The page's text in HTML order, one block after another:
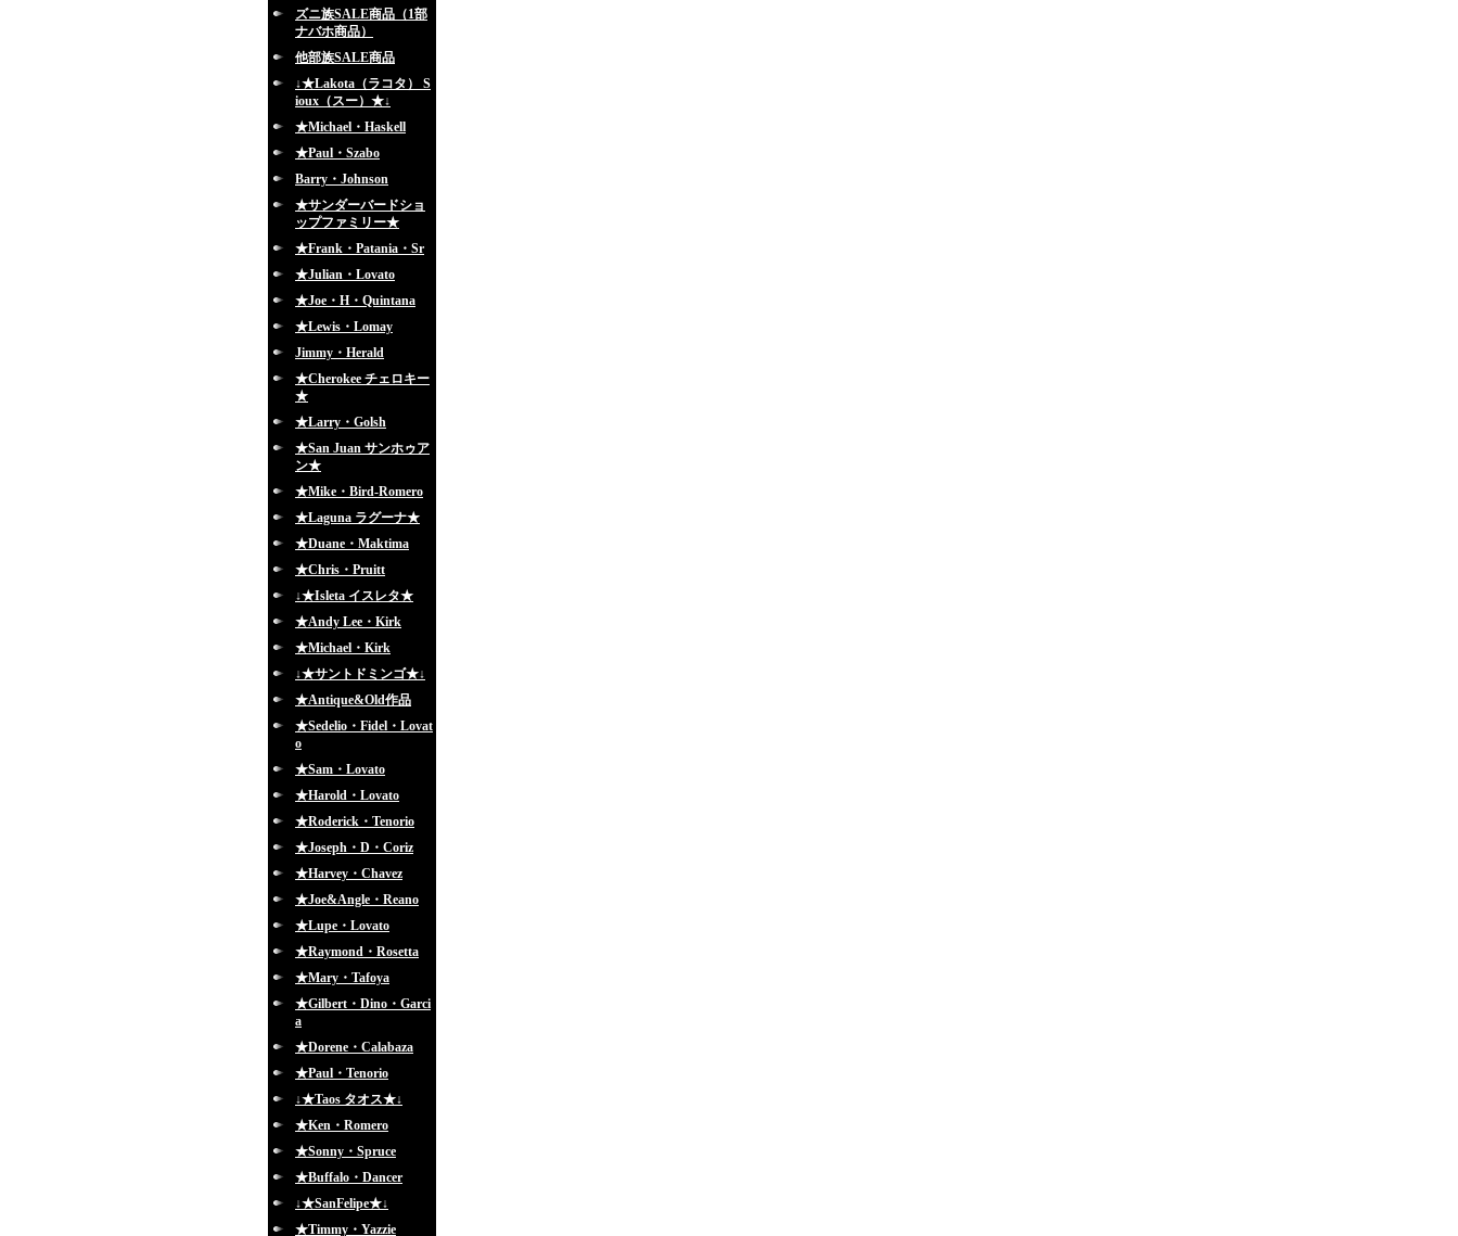
ズニ族SALE商品（1部
ナバホ商品）
他部族SALE商品
↓★Lakota（ラコタ） S
ioux（スー）★↓
★Michael・Haskell
★Paul・Szabo
Barry・Johnson
★サンダーバードショ
ップファミリー★
★Frank・Patania・Sr
★Julian・Lovato
★Joe・H・Quintana
★Lewis・Lomay
Jimmy・Herald
★Cherokee チェロキー
★
★Larry・Golsh
★San Juan サンホゥア
ン★
★Mike・Bird-Romero
★Laguna ラグーナ★
★Duane・Maktima
★Chris・Pruitt
↓★Isleta イスレタ★
★Andy Lee・Kirk
★Michael・Kirk
↓★サントドミンゴ★↓
★Antique&Old作品
★Sedelio・Fidel・Lovat
o
★Sam・Lovato
★Harold・Lovato
★Roderick・Tenorio
★Joseph・D・Coriz
★Harvey・Chavez
★Joe&Angle・Reano
★Lupe・Lovato
★Raymond・Rosetta
★Mary・Tafoya
★Gilbert・Dino・Garci
a
★Dorene・Calabaza
★Paul・Tenorio
↓★Taos タオス★↓
★Ken・Romero
★Sonny・Spruce
★Buffalo・Dancer
↓★SanFelipe★↓
★Timmy・Yazzie